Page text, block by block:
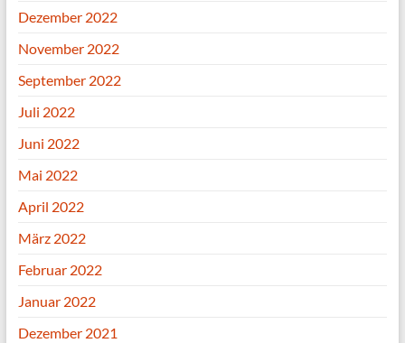
Dezember 2022
November 2022
September 2022
Juli 2022
Juni 2022
Mai 2022
April 2022
März 2022
Februar 2022
Januar 2022
Dezember 2021